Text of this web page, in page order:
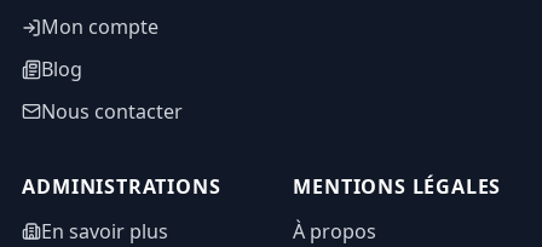
Mon compte
Blog
Nous contacter
ADMINISTRATIONS
En savoir plus
MENTIONS LÉGALES
À propos